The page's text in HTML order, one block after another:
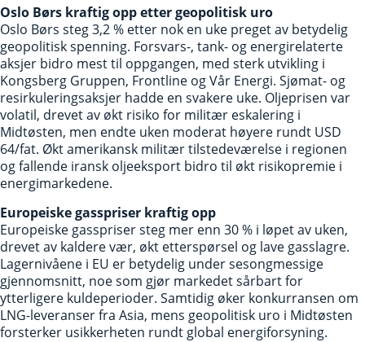
Oslo Børs kraftig opp etter geopolitisk uro
Oslo Børs steg 3,2 % etter nok en uke preget av betydelig
geopolitisk spenning. Forsvars-, tank- og energirelaterte
aksjer bidro mest til oppgangen, med sterk utvikling i
Kongsberg Gruppen, Frontline og Vår Energi. Sjømat- og
resirkuleringsaksjer hadde en svakere uke. Oljeprisen var
volatil, drevet av økt risiko for militær eskalering i
Midtøsten, men endte uken moderat høyere rundt USD
64/fat. Økt amerikansk militær tilstedeværelse i regionen
og fallende iransk oljeeksport bidro til økt risikopremie i
energimarkedene.
Europeiske gasspriser kraftig opp
Europeiske gasspriser steg mer enn 30 % i løpet av uken,
drevet av kaldere vær, økt etterspørsel og lave gasslagre.
Lagernivåene i EU er betydelig under sesongmessige
gjennomsnitt, noe som gjør markedet sårbart for
ytterligere kuldeperioder. Samtidig øker konkurransen om
LNG-leveranser fra Asia, mens geopolitisk uro i Midtøsten
forsterker usikkerheten rundt global energiforsyning.